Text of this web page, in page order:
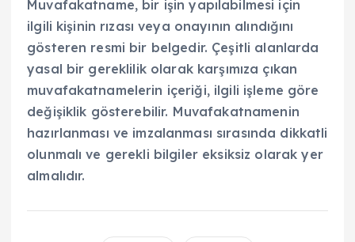
Muvafakatname, bir işin yapılabilmesi için
ilgili kişinin rızası veya onayının alındığını
gösteren resmi bir belgedir. Çeşitli alanlarda
yasal bir gereklilik olarak karşımıza çıkan
muvafakatnamelerin içeriği, ilgili işleme göre
değişiklik gösterebilir. Muvafakatnamenin
hazırlanması ve imzalanması sırasında dikkatli
olunmalı ve gerekli bilgiler eksiksiz olarak yer
almalıdır.